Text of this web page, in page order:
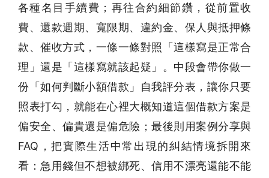
各種名目手續費；再往合約細節鑽，從前置收
費、還款週期、寬限期、違約金、保人與抵押條
款、催收方式，一條一條對照「這樣寫是正常合
理」還是「這樣寫就該起疑」。中段會帶你做一
份「如何判斷小額借款」自我評分表，讓你只要
照表打勾，就能在心裡大概知道這個借款方案是
偏安全、偏貴還是偏危險；最後則用案例分享與
FAQ，把實際生活中常出現的糾結情境拆開來
看：急用錢但不想被綁死、信用不漂亮還能不能